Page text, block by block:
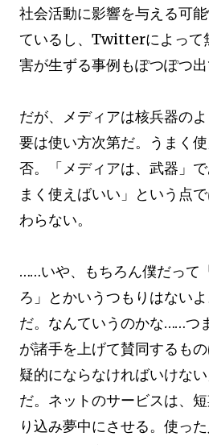
社会活動に影響を与える可
ているし、Twitterによって
害が生ずる事例もぽつぽつ出
だが、メディアは核兵器のよ
要は使い方次第だ。うまく
否。「メディアは、武器」
まく使えばいい」という点
わらない。
……いや、もちろん僕だっ
ろ」とかいうつもりはない
だ。なんていうのかな……つ
が諸手を上げて賛同するも
疑的にならなければいけな
だ。ネットのサービスは、
り込み夢中にさせる。使っ